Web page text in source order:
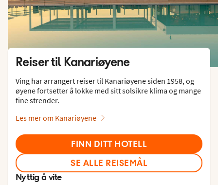
Reiser til Kanariøyene
Ving har arrangert reiser til Kanariøyene siden 1958, og
øyene fortsetter å lokke med sitt solsikre klima og mange
fine strender.
Les mer om Kanariøyene
FINN DITT HOTELL
SE ALLE REISEMÅL
Nyttig å vite